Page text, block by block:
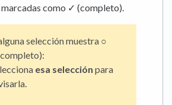
marcadas como ✓ (completo).
selección muestra ○
esa selección para